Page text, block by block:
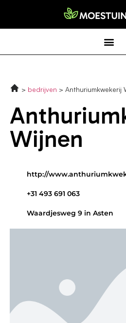
bedrijven Anthuriumkwekerij
Wijnen
http://
+31 493 691 063
Waardjesweg 9 in Asten